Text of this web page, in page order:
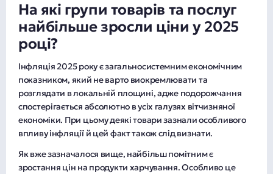
На які групи товарів та послуг
найбільше зросли ціни у 2025
році?
Інфляція 2025 року є загальносистемним економічним
показником, який не варто виокремлювати та
розглядати в локальній площині, адже подорожчання
спостерігається абсолютно в усіх галузях вітчизняної
економіки. При цьому деякі товари зазнали особливого
впливу інфляції й цей факт також слід визнати.
Як вже зазначалося вище, найбільш помітним є
зростання цін на продукти харчування. Особливо це